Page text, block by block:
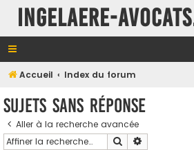
INGELAERE-
Accueil Index du forum
Sujets sans réponse
Aller à la recherche avancée
Rechercher